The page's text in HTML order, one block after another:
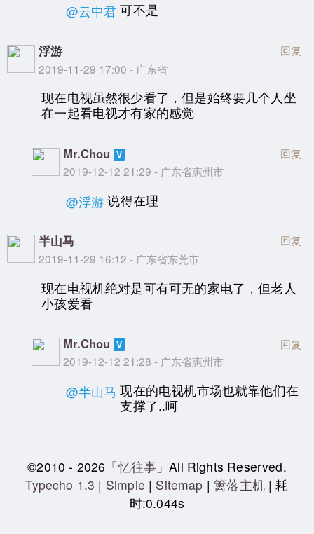
@云中君 可不是
浮游
2019-11-29 17:00 - 广东省
回复
现在电视虽然很少看了，但是始终要几个人坐
在一起看电视才有家的感觉
Mr.Chou
2019-12-12 21:29 - 广东省惠州市
回复
@浮游 说得在理
半山马
2019-11-29 16:12 - 广东省东莞市
回复
现在电视机绝对是可有可无的家电了，但老人
小孩爱看
Mr.Chou
2019-12-12 21:28 - 广东省惠州市
回复
@半山马 现在的电视机市场也就靠他们在
支撑了..呵
©2010 - 2026 「忆往事」All Rights Reserved.
Typecho 1.3 | Simple | Sitemap |篱落主机| 耗
时:0.044s